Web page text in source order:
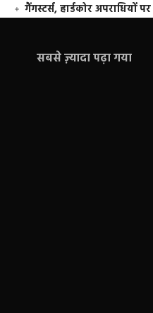
गैंगस्टर्स, हार्डकोर अपराधियों
सबसे ज़्यादा पढ़ा गया